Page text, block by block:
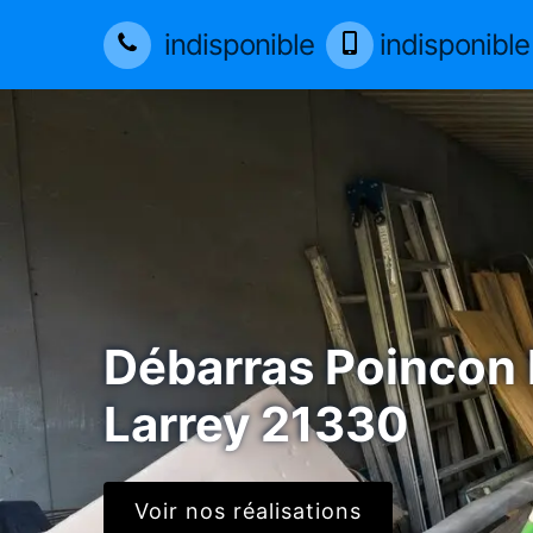
indisponible indisponible
Débarras Poincon
Larrey 21330
Voir nos réalisations